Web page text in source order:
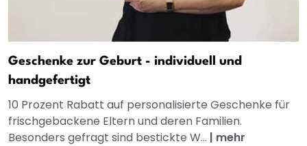
Geschenke zur Geburt - individuell und
handgefertigt
10 Prozent Rabatt auf personalisierte Geschenke für
frischgebackene Eltern und deren Familien.
Besonders gefragt sind bestickte W... | mehr